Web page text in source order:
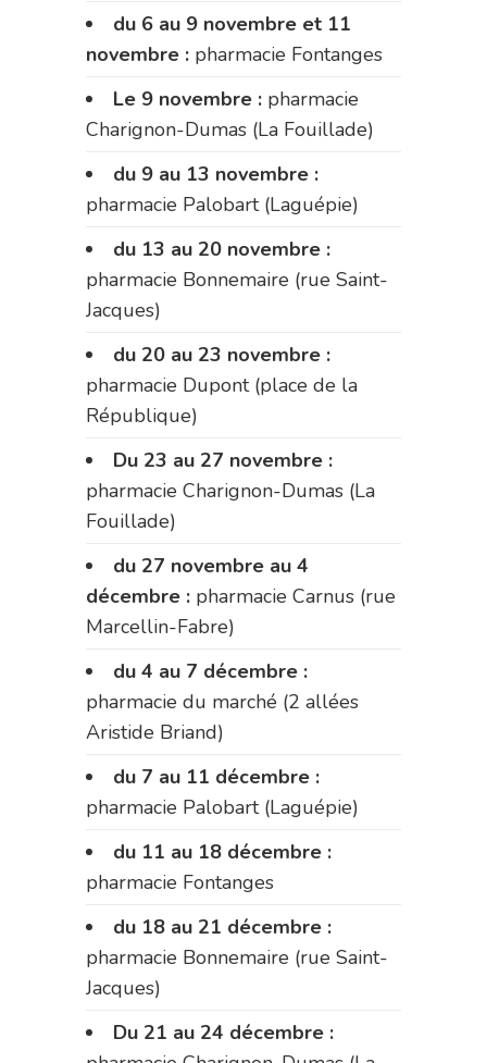
du 6 au 9 novembre et 11
novembre : pharmacie Fontanges
Le 9 novembre : pharmacie
Charignon-Dumas (La Fouillade)
du 9 au 13 novembre :
pharmacie Palobart (Laguépie)
du 13 au 20 novembre :
pharmacie Bonnemaire (rue Saint-
Jacques)
du 20 au 23 novembre :
pharmacie Dupont (place de la
République)
Du 23 au 27 novembre :
pharmacie Charignon-Dumas (La
Fouillade)
du 27 novembre au 4
décembre : pharmacie Carnus (rue
Marcellin-Fabre)
du 4 au 7 décembre :
pharmacie du marché (2 allées
Aristide Briand)
du 7 au 11 décembre :
pharmacie Palobart (Laguépie)
du 11 au 18 décembre :
pharmacie Fontanges
du 18 au 21 décembre :
pharmacie Bonnemaire (rue Saint-
Jacques)
Du 21 au 24 décembre :